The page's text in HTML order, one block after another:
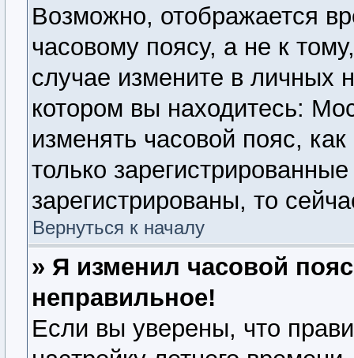
Возможно, отображается
часовому поясу, а не к
случае измените в личных
котором вы находитесь:
изменять часовой пояс,
только
зарегистрированы, то
Вернуться к началу
» Я изменил часовой
неправильное!
Если вы уверены, что